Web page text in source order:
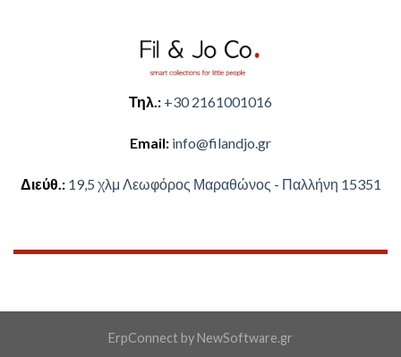
Τηλ.: +30 2161001016
Email: ​info@filandjo.gr
Διεύθ.: ​​19,5 χλμ Λεωφόρος Μαραθώνος - ​​Παλλήνη 15351
ErpConnect by NewSoftware.gr